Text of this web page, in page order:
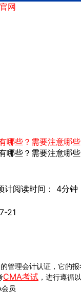
哪些？需要注意哪些
哪些？需要注意哪些
计阅读时间： 4分钟
21
管理会计认证，它的
CMA考试 ，进行遵循
员